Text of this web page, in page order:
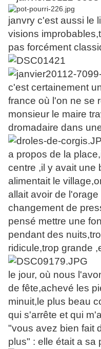
janvry c'est aussi le
visions
pas forcément
c'est certainement
france où l'on ne se
monsieur le maire
dromadaire dans
a propos de la
centre ,il y avait une
alimentait le
allait avoir de
changement de
pensé mettre une
pendant des
ridicule,trop grande
le jour, où nous
de fête,achevé les
minuit,le plus beau
qui s'arrête et qui
"vous avez bien fait
plus" : elle était a sa